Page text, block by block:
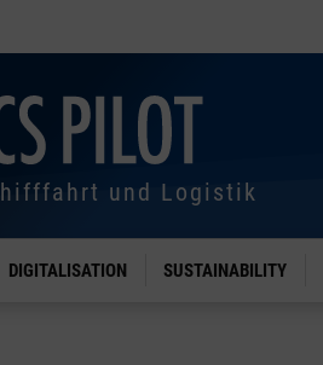
und Logistik
DIGITALISATION SUSTAINABILITY